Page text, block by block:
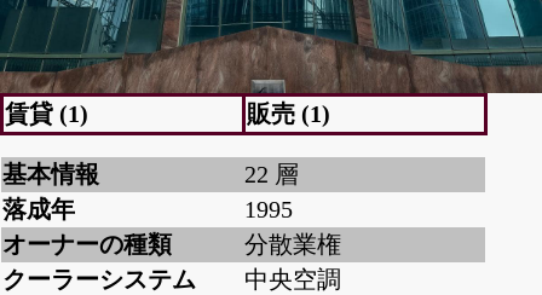
賃貸 (1) 販売 (1)
基本情報
22 層
落成年
1995
オーナーの種類
分散業権
クーラーシステム
中央空調